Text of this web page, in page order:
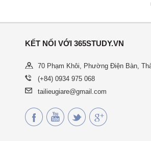
KẾT NỐI VỚI 365STUDY.VN
70 Phạm Khôi, Phường Điện Bàn,
(+84) 0934 975 068
tailieugiare@gmail.com